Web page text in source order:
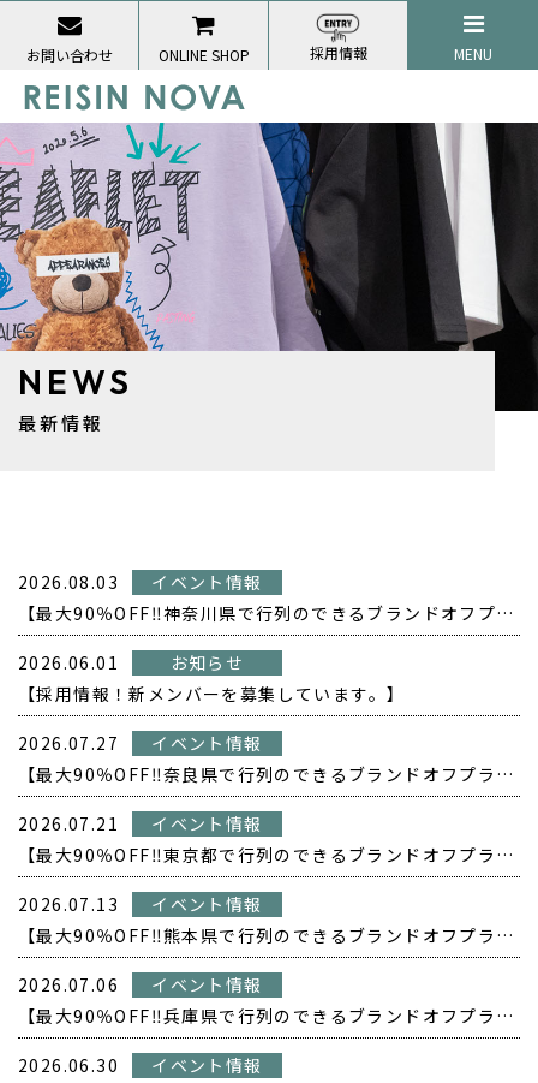
NEWS
最新情報
2026.08.03
イベント情報
【最大90％OFF‼️神奈川県で行列のできるブランドオフプライス POPUP開催❗️】
2026.06.01
お知らせ
【採用情報！新メンバーを募集しています。】
2026.07.27
イベント情報
【最大90％OFF‼️奈良県で行列のできるブランドオフプライス POPUP開催❗️】
2026.07.21
イベント情報
【最大90％OFF‼️東京都で行列のできるブランドオフプライス POPUP開催❗️】
2026.07.13
イベント情報
【最大90％OFF‼️熊本県で行列のできるブランドオフプライス POPUP開催❗️】
2026.07.06
イベント情報
【最大90％OFF‼️兵庫県で行列のできるブランドオフプライス POPUP開催❗️】
2026.06.30
イベント情報
お問い合わせ ONLINE SHOP 採用情報 MENU